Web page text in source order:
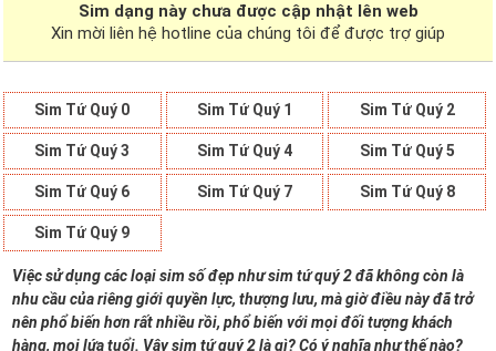
Sim dạng này chưa được cập nhật lên web
Xin mời liên hệ hotline của chúng tôi để được trợ giúp
Sim Tứ Quý 0 Sim Tứ Quý 1 Sim Tứ Quý 2
Sim Tứ Quý 3 Sim Tứ Quý 4 Sim Tứ Quý 5
Sim Tứ Quý 6 Sim Tứ Quý 7 Sim Tứ Quý 8
Sim Tứ Quý 9
Việc sử dụng các loại sim số đẹp như sim tứ quý 2 đã không còn là
nhu cầu của riêng giới quyền lực, thượng lưu, mà giờ điều này đã trở
nên phổ biến hơn rất nhiều rồi, phổ biến với mọi đối tượng khách
hàng, mọi lứa tuổi. Vậy sim tứ quý 2 là gì? Có ý nghĩa như thế nào?